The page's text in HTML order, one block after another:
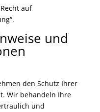
auf
und
den Schutz Ihrer
Wir behandeln Ihre
und